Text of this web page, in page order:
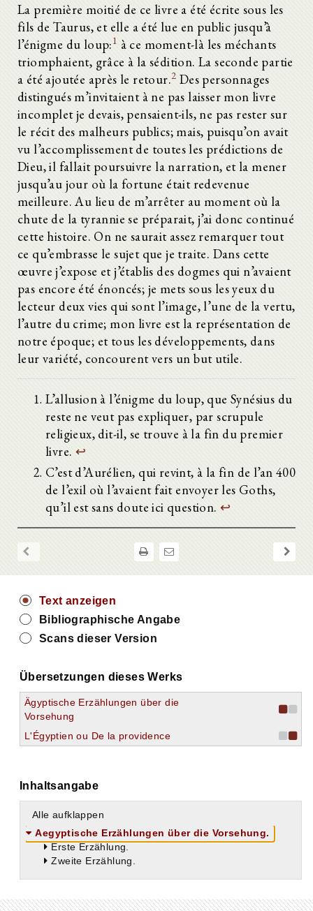
La première moitié de ce livre a été écrite sous les
fils de Taurus, et elle a été lue en public jusqu’à
l’énigme du loup:1 à ce moment-là les méchants
triomphaient, grâce à la sédition. La seconde partie
a été ajoutée après le retour.2 Des personnages
distingués m’invitaient à ne pas laisser mon livre
incomplet je devais, pensaient-ils, ne pas rester sur
le récit des malheurs publics; mais, puisqu’on avait
vu l’accomplissement de toutes les prédictions de
Dieu, il fallait poursuivre la narration, et la mener
jusqu’au jour où la fortune était redevenue
meilleure. Au lieu de m’arrêter au moment où la
chute de la tyrannie se préparait, j’ai donc continué
cette histoire. On ne saurait assez remarquer tout
ce qu’embrasse le sujet que je traite. Dans cette
œuvre j’expose et j’établis des dogmes qui n’avaient
pas encore été énoncés; je mets sous les yeux du
lecteur deux vies qui sont l’image, l’une de la vertu,
l’autre du crime; mon livre est la représentation de
notre époque; et tous les développements, dans
leur variété, concourent vers un but utile.
L’allusion à l’énigme du loup, que Synésius du
reste ne veut pas expliquer, par scrupule
religieux, dit-il, se trouve à la fin du premier
livre. ↩
C’est d’Aurélien, qui revint, à la fin de l’an 400
de l’exil où l’avaient fait envoyer les Goths,
qu’il est sans doute ici question. ↩
Text anzeigen
Bibliographische Angabe
Scans dieser Version
Übersetzungen dieses Werks
Ägyptische Erzählungen über die
Vorsehung
L'Égyptien ou De la providence
Inhaltsangabe
Alle aufklappen
Aegyptische Erzählungen über die Vorsehung.
Erste Erzählung.
Zweite Erzählung.